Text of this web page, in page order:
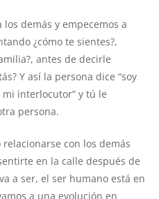
demás y empecemos a
¿cómo te sientes?,
antes de decirle
Y así la persona dice “soy
interlocutor” y tú le
persona.
con los demás
en la calle después de
a ser, el ser humano está en
a una evolución en